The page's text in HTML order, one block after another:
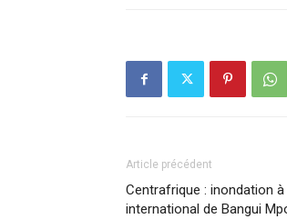
Article précédent
Centrafrique : inondation à
international de Bangui